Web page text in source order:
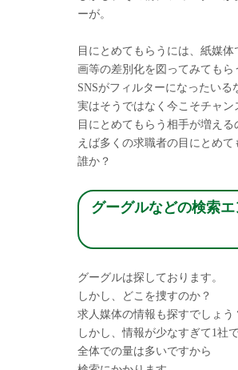
ーが。
目にとめてもらうには、紙媒
画等の差別化を図ってみてもら
SNSがフィルターになったい
実はそうではなく今こそチャン
目にとめてもらう相手が増え
えば多くの求職者の目にとめて
誰か？
グーグルなどの検索
グーグルは探しております。
しかし、どこを捜すのか？
求人媒体の情報も探すでしょう
しかし、情報が少なすぎて1社
全体での量は多いですから